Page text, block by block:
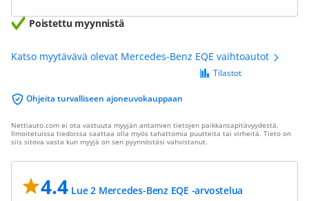
Poistettu myynnistä
Katso myytävävä olevat Mercedes-Benz EQE vaihtoautot
Ohjeita turvalliseen ajoneuvokauppaan
Tilastot
Nettiauto.com ei ota vastuuta myyjän antamien tietojen paikkansapitävyydestä.
Ilmoitetuissa tiedoissa saattaa olla myös tahattomia puutteita tai virheitä. Tieto on
siis sitova vasta kun myyjä on sen pyynnöstäsi vahvistanut.
4.4 Lue 2 Mercedes-Benz EQE -arvostelua